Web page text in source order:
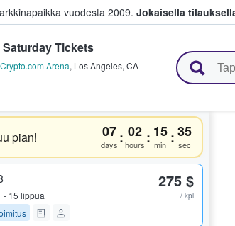
vuodesta 2009. Jokaisella
ja myyvät lippuja
Saturday Tickets
Crypto.com Arena, Los Angeles, CA
pian! 07
days : 02
hours : 15
min :34
sec
- 15 lippua
275 $
/ kpl